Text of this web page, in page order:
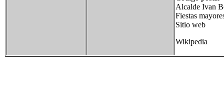
Alcalde Ivan
Fiestas
Sitio web
Wikipedia